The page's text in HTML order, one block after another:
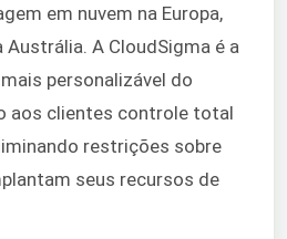
em nuvem na Europa,
Austrália. A CloudSigma é a
personalizável do
aos clientes controle total
restrições sobre
seus recursos de